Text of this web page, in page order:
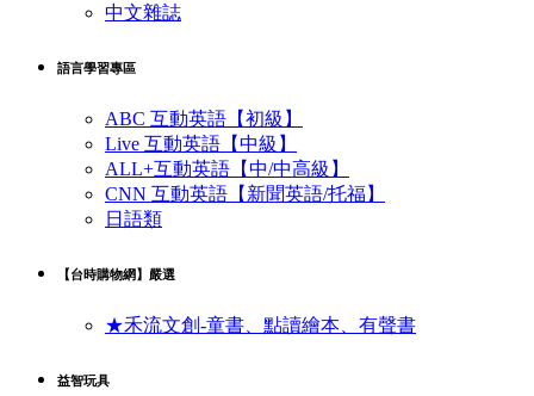
中文雜誌
語言學習專區
ABC 互動英語【初級】
Live 互動英語【中級】
ALL+互動英語【中/中高級】
CNN 互動英語【新聞英語/托福】
日語類
【台時購物網】嚴選
★禾流文創-童書、點讀繪本、有聲書
益智玩具